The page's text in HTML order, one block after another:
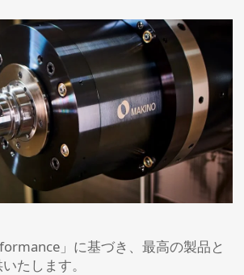
」に基づき、最高の製品と
たします。